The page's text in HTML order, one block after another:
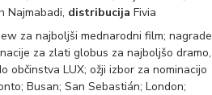
Najmabadi, distribucija Fivia
za najboljši mednarodni film; nagrade
za zlati globus za najboljšo dramo,
občinstva LUX; ožji izbor za nominacijo
Busan; San Sebastián; London;